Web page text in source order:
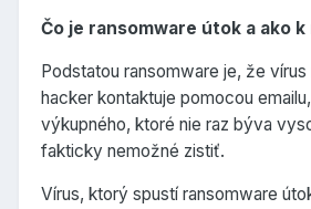
Čo je ransomware útok a ako
Podstatou ransomware je, že
hacker kontaktuje pomocou
výkupného, ktoré nie raz býva
fakticky nemožné zistiť.
Vírus, ktorý spustí ransomware